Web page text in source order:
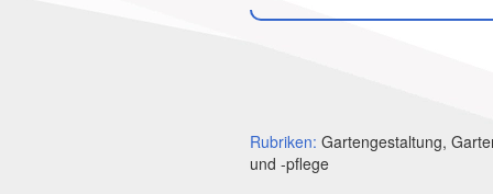
Rubriken: Gartengestaltung,
und -pflege